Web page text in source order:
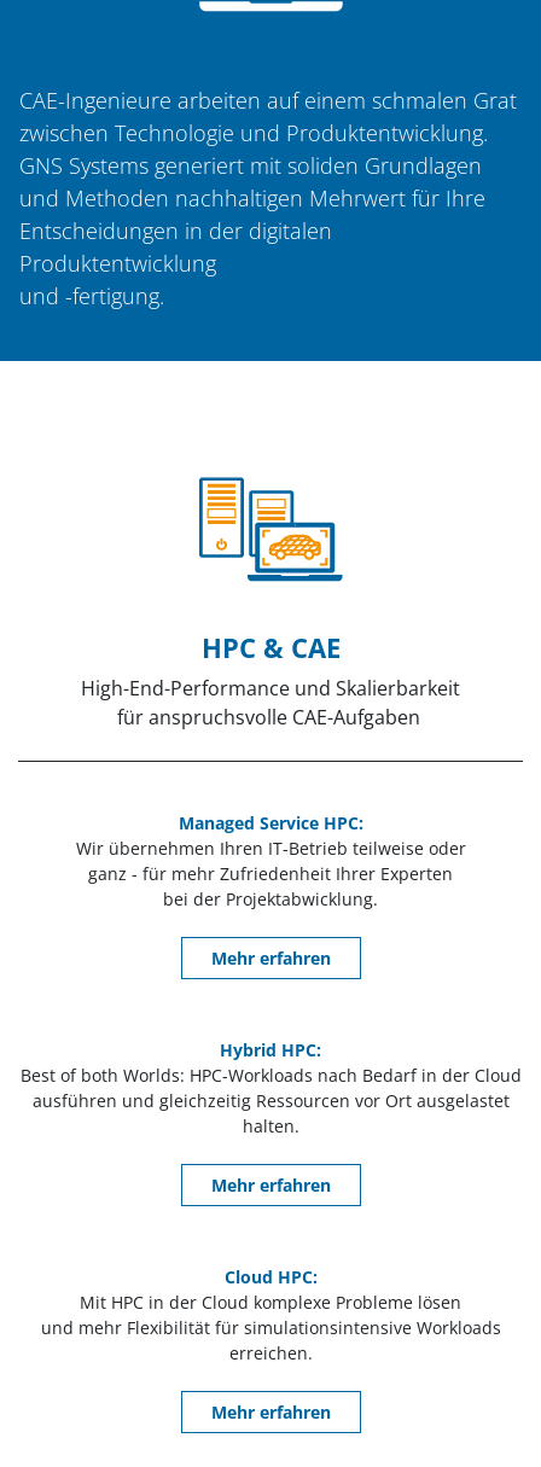
CAE-Ingenieure arbeiten auf einem schmalen Grat
zwischen Technologie und Produktentwicklung.
GNS Systems generiert mit soliden Grundlagen
und Methoden nachhaltigen Mehrwert für Ihre
Entscheidungen in der digitalen
Produktentwicklung
und -fertigung.
HPC & CAE
High-End-Performance und Skalierbarkeit
für anspruchsvolle CAE-Aufgaben
Managed Service HPC:
Wir übernehmen Ihren IT-Betrieb teilweise oder
ganz - für mehr Zufriedenheit Ihrer Experten
bei der Projektabwicklung.
Mehr erfahren
Hybrid HPC:
Best of both Worlds: HPC-Workloads nach Bedarf in der Cloud
ausführen und gleichzeitig Ressourcen vor Ort ausgelastet
halten.
Mehr erfahren
Cloud HPC:
Mit HPC in der Cloud komplexe Probleme lösen
und mehr Flexibilität für simulationsintensive Workloads
erreichen.
Mehr erfahren